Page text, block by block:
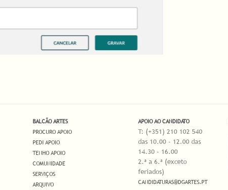
BALCÃO ARTES
PROCURO APOIO
PEDI APOIO
TENHO APOIO
COMUNIDADE
SERVIÇOS
ARQUIVO
APOIO AO CANDIDATO
T: (+351) 210 102 540
das 10.00 - 12.00 das
14.30 - 16.00
2.ª a 6.ª (exceto
feriados)
CANDIDATURAS@DGARTES.PT